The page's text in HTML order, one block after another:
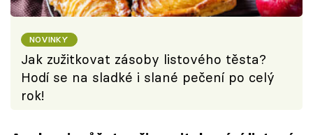
NOVINKY
Jak zužitkovat zásoby listového těsta?
Hodí se na sladké i slané pečení po celý
rok!